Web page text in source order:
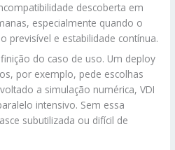
descoberta em
especialmente quando o
previsível e estabilidade contínua.
do caso de uso. Um deploy
por exemplo, pede escolhas
a simulação numérica, VDI
intensivo. Sem essa
subutilizada ou difícil de